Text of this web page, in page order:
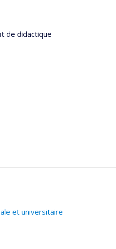
de didactique
et universitaire